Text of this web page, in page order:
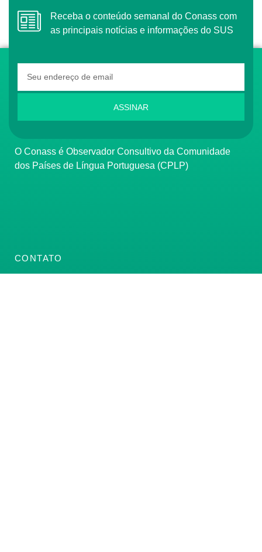
Receba o conteúdo semanal do Conass com
as principais notícias e informações do SUS
ASSINAR
O Conass é Observador Consultivo da Comunidade
dos Países de Língua Portuguesa (CPLP)
CONTATO